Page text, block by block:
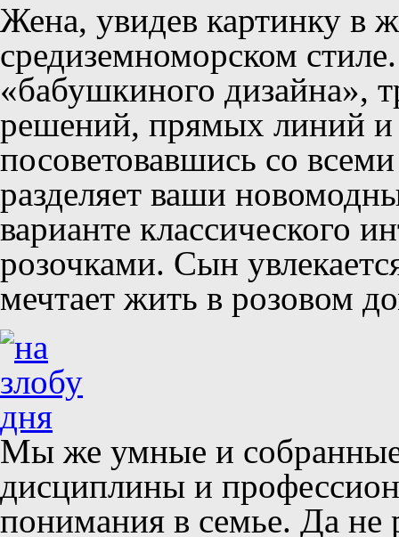
Жена, увидев картинку в
средиземноморском
«бабушкиного дизайна»,
решений, прямых линий и
посоветовавшись со
разделяет ваши
варианте классического
розочками. Сын
мечтает жить в розовом
Мы же умные и
дисциплины и
понимания в семье. Да не